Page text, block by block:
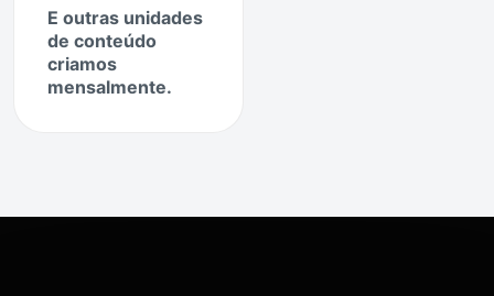
E outras unidades
de conteúdo
criamos
mensalmente.